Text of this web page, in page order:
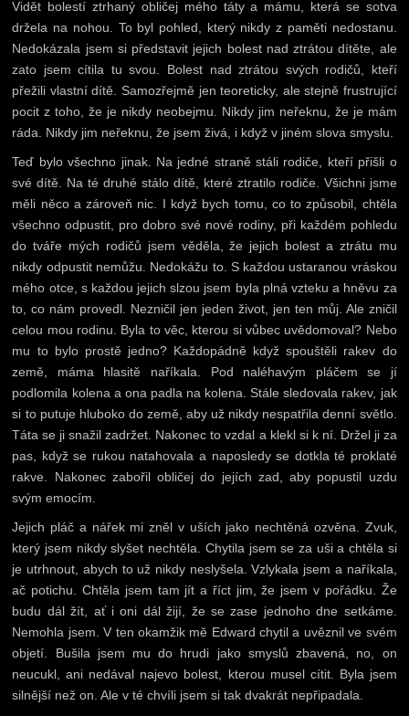
Vidět bolestí ztrhaný obličej mého táty a mámu, která se sotva
držela na nohou. To byl pohled, který nikdy z paměti nedostanu.
Nedokázala jsem si představit jejich bolest nad ztrátou dítěte, ale
zato jsem cítila tu svou. Bolest nad ztrátou svých rodičů, kteří
přežili vlastní dítě. Samozřejmě jen teoreticky, ale stejně frustrující
pocit z toho, že je nikdy neobejmu. Nikdy jim neřeknu, že je mám
ráda. Nikdy jim neřeknu, že jsem živá, i když v jiném slova smyslu.
Teď bylo všechno jinak. Na jedné straně stáli rodiče, kteří přišli o
své dítě. Na té druhé stálo dítě, které ztratilo rodiče. Všichni jsme
měli něco a zároveň nic. I když bych tomu, co to způsobil, chtěla
všechno odpustit, pro dobro své nové rodiny, při každém pohledu
do tváře mých rodičů jsem věděla, že jejich bolest a ztrátu mu
nikdy odpustit nemůžu. Nedokážu to. S každou ustaranou vráskou
mého otce, s každou jejich slzou jsem byla plná vzteku a hněvu za
to, co nám provedl. Nezničil jen jeden život, jen ten můj. Ale zničil
celou mou rodinu. Byla to věc, kterou si vůbec uvědomoval? Nebo
mu to bylo prostě jedno? Každopádně když spouštěli rakev do
země, máma hlasitě naříkala. Pod naléhavým pláčem se jí
podlomila kolena a ona padla na kolena. Stále sledovala rakev, jak
si to putuje hluboko do země, aby už nikdy nespatřila denní světlo.
Táta se ji snažil zadržet. Nakonec to vzdal a klekl si k ní. Držel ji za
pas, když se rukou natahovala a naposledy se dotkla té proklaté
rakve. Nakonec zabořil obličej do jejích zad, aby popustil uzdu
svým emocím.
Jejich pláč a nářek mi zněl v uších jako nechtěná ozvěna. Zvuk,
který jsem nikdy slyšet nechtěla. Chytila jsem se za uši a chtěla si
je utrhnout, abych to už nikdy neslyšela. Vzlykala jsem a naříkala,
ač potichu. Chtěla jsem tam jít a říct jim, že jsem v pořádku. Že
budu dál žít, ať i oni dál žijí, že se zase jednoho dne setkáme.
Nemohla jsem. V ten okamžik mě Edward chytil a uvěznil ve svém
objetí. Bušila jsem mu do hrudi jako smyslů zbavená, no, on
neucukl, ani nedával najevo bolest, kterou musel cítit. Byla jsem
silnější než on. Ale v té chvíli jsem si tak dvakrát nepřipadala.